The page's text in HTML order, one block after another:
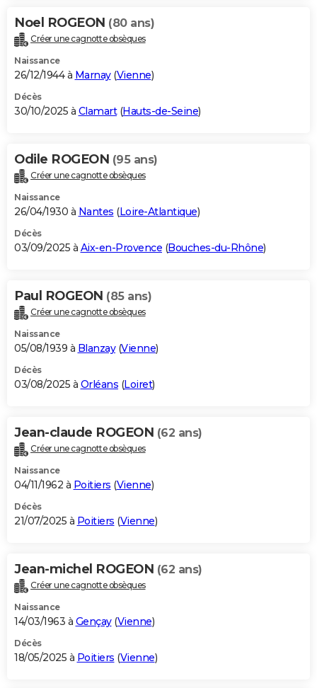
Noel ROGEON (80 ans)
Créer une cagnotte obsèques
Naissance
26/12/1944 à Marnay(Vienne)
Décès
30/10/2025 à Clamart(Hauts-de-Seine)
Odile ROGEON (95 ans)
Créer une cagnotte obsèques
Naissance
26/04/1930 à Nantes (Loire-Atlantique)
Décès
03/09/2025 à Aix-en-Provence (Bouches-du-Rhône)
Paul ROGEON (85 ans)
Créer une cagnotte obsèques
Naissance
05/08/1939 à Blanzay(Vienne)
Décès
03/08/2025 à Orléans (Loiret)
Jean-claude ROGEON (62 ans)
Créer une cagnotte obsèques
Naissance
04/11/1962 à Poitiers (Vienne)
Décès
21/07/2025 à Poitiers (Vienne)
Jean-michel ROGEON (62 ans)
Créer une cagnotte obsèques
Naissance
14/03/1963 à Gençay(Vienne)
Décès
18/05/2025 à Poitiers (Vienne)